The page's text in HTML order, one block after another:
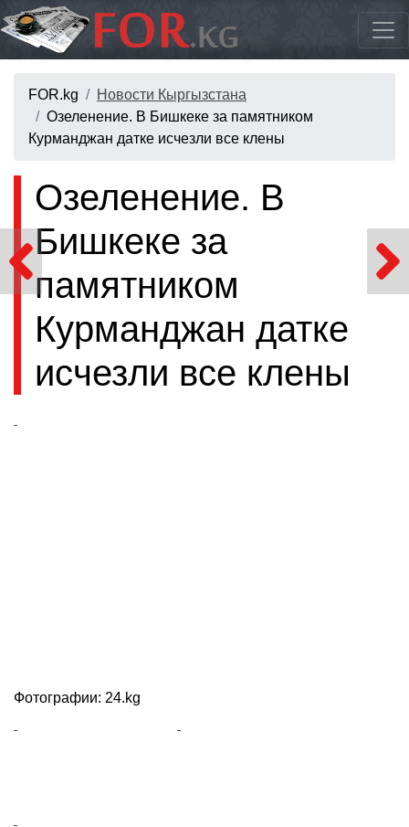
FOR.kg
Новости Кыргызстана
Озеленение. В Бишкеке за памятником
Курманджан датке исчезли все клены
Озеленение. В
Бишкеке за
памятником
Курманджан датке
исчезли все клены
Фотографии: 24.kg